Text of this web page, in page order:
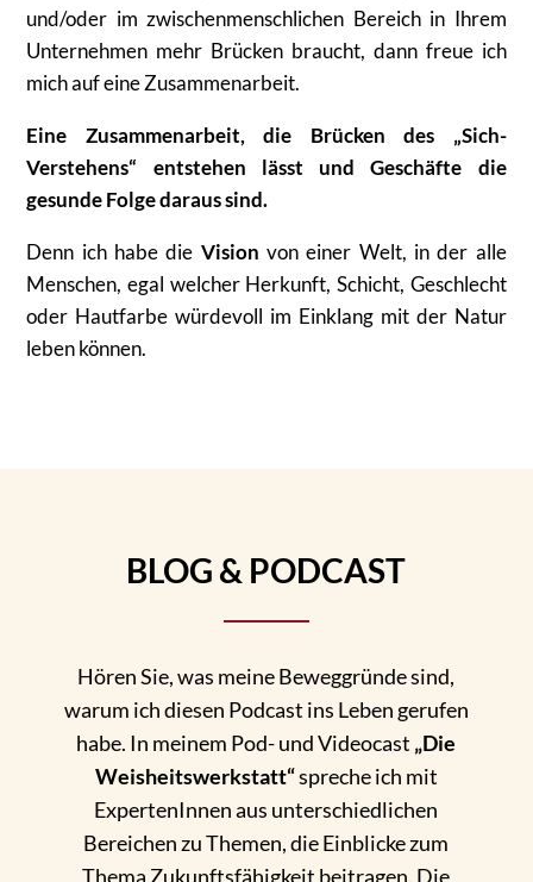
und/oder im zwischenmenschlichen Bereich in Ihrem
Unternehmen mehr Brücken braucht, dann freue ich
mich auf eine Zusammenarbeit.
Eine Zusammenarbeit, die Brücken des „Sich-
Verstehens“ entstehen lässt und Geschäfte die
gesunde Folge daraus sind.
Denn ich habe die Vision von einer Welt, in der alle
Menschen, egal welcher Herkunft, Schicht, Geschlecht
oder Hautfarbe würdevoll im Einklang mit der Natur
leben können.
BLOG & PODCAST
Hören Sie, was meine Beweggründe sind,
warum ich diesen Podcast ins Leben gerufen
habe. In meinem Pod- und Videocast „Die
Weisheitswerkstatt“spreche ich mit
ExpertenInnen aus unterschiedlichen
Bereichen zu Themen, die Einblicke zum
Thema Zukunftsfähigkeit beitragen. Die